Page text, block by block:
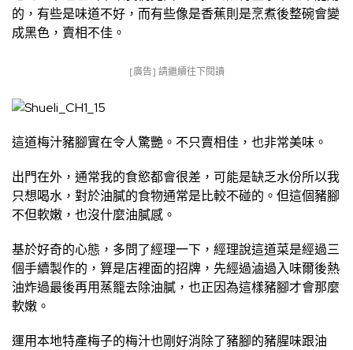
的，有些是味道不好，而有些像是香蕉則是烹煮後整碗會變
成黑色，賣相不佳。
[廣告] 請繼續往下閱讀
這道梅汁豬腳實在令人驚艷。不只賣相佳，也非常美味。
出門在外，通常我的食慾都會很差，可能是缺乏水份所以我
只想喝水，對於油膩的食物通常是比較不碰的。但這個豬腳
不但軟嫩，也沒什麼油膩感。
基於好奇的心態，多問了經理一下，經理說這道菜是經過三
個手續製作的，算是店裡面的招牌，先經過滷過入味爾後熱
油炸過最後再用蒸籠去除油膩，也正因為這樣豬腳才會那麼
軟嫩。
運用本地特產梅子的梅汁也剛好消除了豬腳的豬腥味跟油